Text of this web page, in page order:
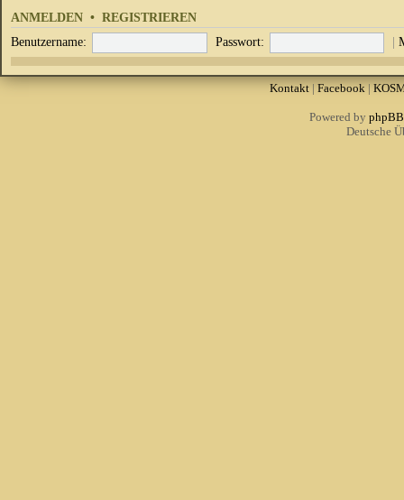
ANMELDEN • REGISTRIEREN
Benutzername: Passwort: |
Kontakt| Facebook|
Powered by phpBB
Deutsche